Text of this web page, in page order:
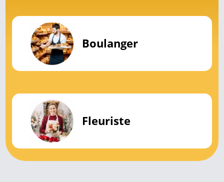
Boulanger
Fleuriste